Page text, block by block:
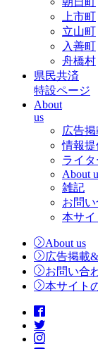
上市町
立山町
入善町
舟橋村
県民共済
特設ページ
About
us
広告
情報提
ライ
About
雑記
お問
本サ
About us
広告掲載
お問い合
本サイト